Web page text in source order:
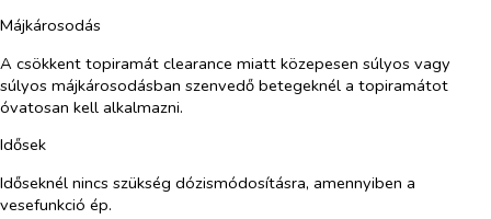
Májkárosodás
A csökkent topiramát clearance miatt közepesen súlyos vagy
súlyos májkárosodásban szenvedő betegeknél a topiramátot
óvatosan kell alkalmazni.
Idősek
Időseknél nincs szükség dózismódosításra, amennyiben a
vesefunkció ép.